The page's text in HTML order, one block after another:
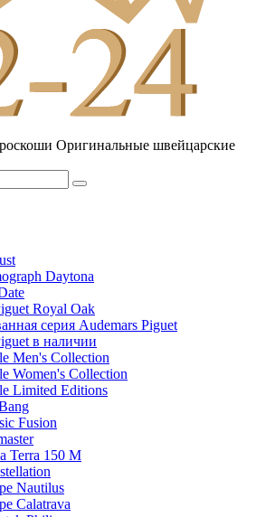
Оригинальные швейцарские
Daytona
Royal Oak
серия Audemars Piguet
в наличии
Men's Collection
Women's Collection
Limited Editions
Fusion
Terra 150 M
Nautilus
Calatrava